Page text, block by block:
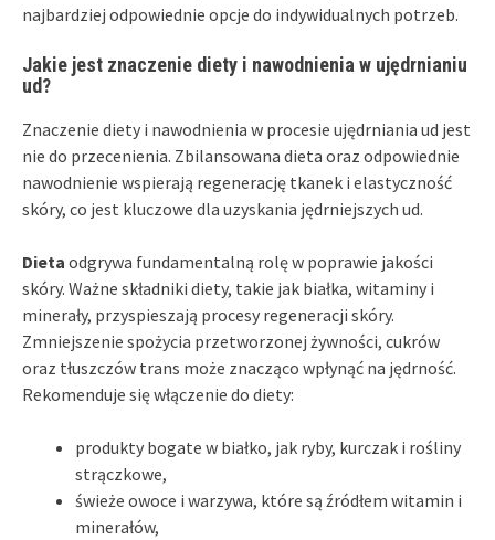
najbardziej odpowiednie opcje do indywidualnych potrzeb.
Jakie jest znaczenie diety i nawodnienia w ujędrnianiu
ud?
Znaczenie diety i nawodnienia w procesie ujędrniania ud jest
nie do przecenienia. Zbilansowana dieta oraz odpowiednie
nawodnienie wspierają regenerację tkanek i elastyczność
skóry, co jest kluczowe dla uzyskania jędrniejszych ud.
Dieta odgrywa fundamentalną rolę w poprawie jakości
skóry. Ważne składniki diety, takie jak białka, witaminy i
minerały, przyspieszają procesy regeneracji skóry.
Zmniejszenie spożycia przetworzonej żywności, cukrów
oraz tłuszczów trans może znacząco wpłynąć na jędrność.
Rekomenduje się włączenie do diety:
produkty bogate w białko, jak ryby, kurczak i rośliny
strączkowe,
świeże owoce i warzywa, które są źródłem witamin i
minerałów,